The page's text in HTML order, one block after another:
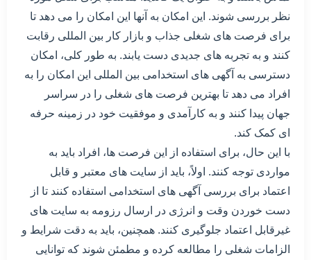
نظر بررسی شوند. این امکان به آنها این امکان را می دهد تا
برای فرصت های شغلی جذاب و بازار کار بین المللی رقابت
کنند و به تجربه های جدیدی دست یابند. به طور کلی، امکان
دسترسی به آگهی های استخدامی بین المللی این امکان را به
افراد می دهد تا بهترین فرصت های شغلی را در سراسر
جهان پیدا کنند و به کارآمدی و موفقیت خود در زمینه حرفه
ای کمک کند.
با این حال، برای استفاده از این فرصت ها، افراد باید به
مواردی توجه کنند. اولاً، باید از سایت های معتبر و قابل
اعتماد برای بررسی آگهی های استخدامی استفاده کنند تا از
دست خوردن وقت و انرژی در ارسال رزومه به سایت های
غیرقابل اعتماد جلوگیری کنند. همچنین، باید به دقت شرایط و
الزامات شغلی را مطالعه کرده و مطمئن شوند که توانایی